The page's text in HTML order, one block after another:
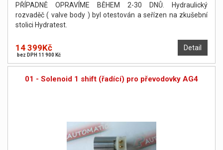
PŘÍPADNĚ OPRAVÍME BĚHEM 2-30 DNŮ. Hydraulický
rozvaděč ( valve body ) byl otestován a seřízen na zkušební
stolici Hydratest.
Detail
14 399Kč
bez DPH 11 900 Kč
01 - Solenoid 1 shift (řadící) pro převodovky AG4